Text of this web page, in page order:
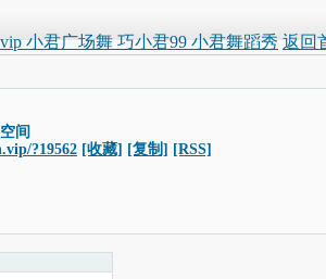
小君广场舞 巧小君99 小君舞蹈秀 返回
间
?19562 [收藏] [复制] [RSS]